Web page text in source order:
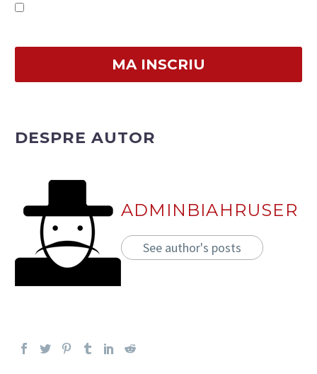
DESPRE AUTOR
ADMINBIAHRUSER
See author's posts